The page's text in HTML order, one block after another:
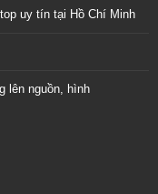
uy tín tại Hồ Chí Minh
lên nguồn, hình